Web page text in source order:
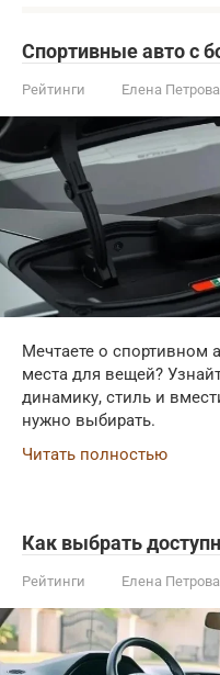
Спортивные авто с
Рейтинги Елена Петрова
Мечтаете о спортивном
места для вещей?
динамику, стиль и
нужно выбирать.
Читать полностью
Как выбрать
Рейтинги Елена Петрова